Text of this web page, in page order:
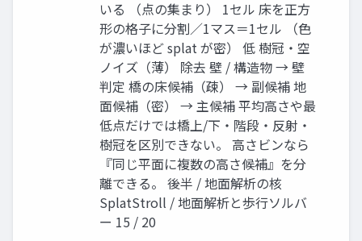
いる （点の集まり） 1セル 床を正方
形の格子に分割／1マス＝1セル （色
が濃いほど splat が密） 低 樹冠・空
ノイズ（薄） 除去 壁 / 構造物 → 壁
判定 橋の床候補（疎） → 副候補 地
面候補（密） → 主候補 平均高さや最
低点だけでは橋上/下・階段・反射・
樹冠を区別できない。 高さビンなら
『同じ平面に複数の高さ候補』を分
離できる。 後半 / 地面解析の核
SplatStroll / 地面解析と歩行ソルバ
ー 15 / 20